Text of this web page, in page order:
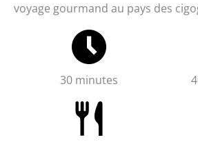
voyage gourmand au pays des
30 minutes